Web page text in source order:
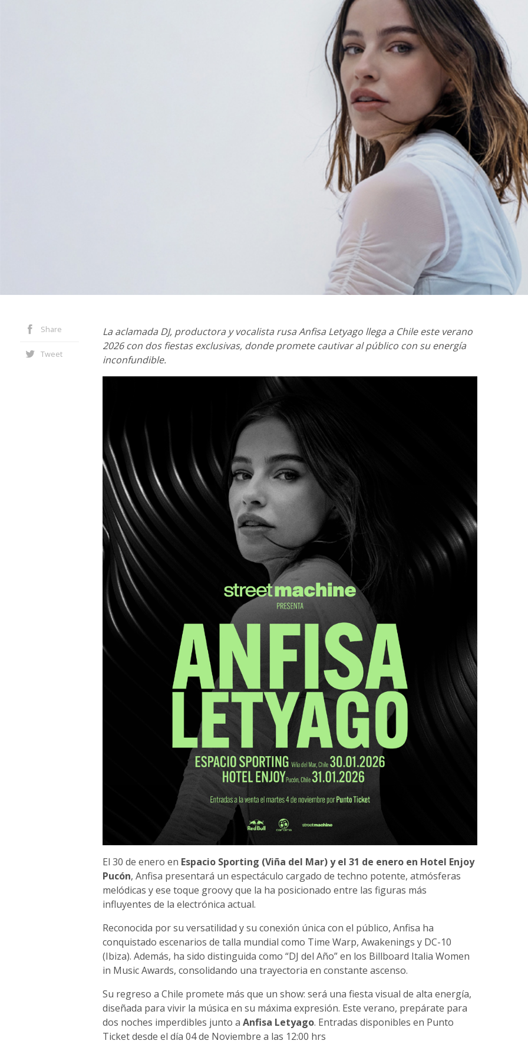
Share
Tweet
La aclamada DJ, productora y vocalista rusa Anfisa Letyago llega a Chile este verano
2026 con dos fiestas exclusivas, donde promete cautivar al público con su energía
inconfundible.
El 30 de enero en Espacio Sporting (Viña del Mar) y el 31 de enero en Hotel Enjoy
Pucón, Anfisa presentará un espectáculo cargado de techno potente, atmósferas
melódicas y ese toque groovy que la ha posicionado entre las figuras más
influyentes de la electrónica actual.
Reconocida por su versatilidad y su conexión única con el público, Anfisa ha
conquistado escenarios de talla mundial como Time Warp, Awakenings y DC-10
(Ibiza). Además, ha sido distinguida como “DJ del Año” en los Billboard Italia Women
in Music Awards, consolidando una trayectoria en constante ascenso.
Su regreso a Chile promete más que un show: será una fiesta visual de alta energía,
diseñada para vivir la música en su máxima expresión. Este verano, prepárate para
dos noches imperdibles junto a Anfisa Letyago. Entradas disponibles en Punto
Ticket desde el día 04 de Noviembre a las 12:00 hrs